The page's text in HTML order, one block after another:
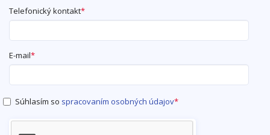
Telefonický kontakt*
E-mail*
Súhlasím so spracovaním osobných údajov*